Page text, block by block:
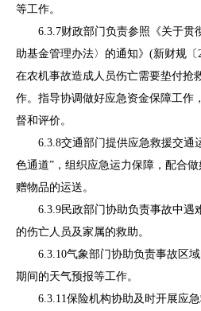
等工作。
6.3.7财政部门负责参照《关于贯
助基金管理办法〉 的通知》 (新财规〔
在农机事故造成人员伤亡需要垫付抢
作。指导协调做好应急资金保障工作
督和评价。
6.3.8交通部门提供应急救援交通
色通道”，组织应急运力保障，配合
赠物品的运送。
6.3.9民政部门协助负责事故中遇
的伤亡人员及家属的救助。
6.3.10气象部门协助负责事故区
期间的天气预报等工作。
6.3.11保险机构协助及时开展应